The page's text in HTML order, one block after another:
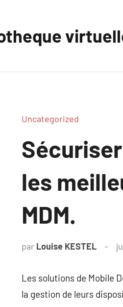
Uncategorized
les
MDM.
par Louise KESTEL
Les solutions de Mobile
la gestion de leurs